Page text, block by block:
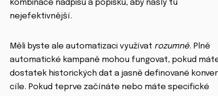
kombinace nadpisů a popisků, aby našly tu
nejefektivnější.
Měli byste ale automatizaci využívat rozumně. Plně
automatické kampaně mohou fungovat, pokud
dostatek historických dat a jasně definované
cíle. Pokud teprve začínáte nebo máte specifické